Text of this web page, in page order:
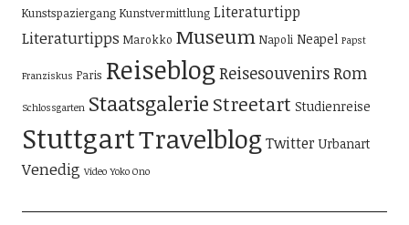
Kunstspaziergang Kunstvermittlung Literaturtipp
Literaturtipps Marokko Museum Napoli Neapel Papst
Franziskus Paris Reiseblog ReisesouvenirsRom
Schlossgarten Staatsgalerie Streetart Studienreise
StuttgartTravelblog Twitter Urbanart
Venedig Video Yoko Ono